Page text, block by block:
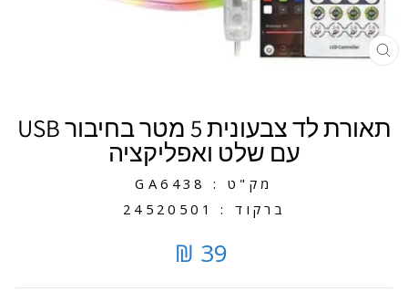
תאורת לד צבעונית 5 מטר בחיבור USB
עם שלט ואפליקציה
מק"ט : GA6438
ברקוד : 24520501
39 ₪
סגירה